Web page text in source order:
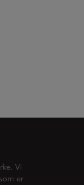
Vi
er